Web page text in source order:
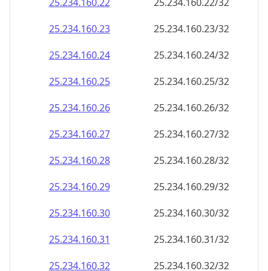
25.234.160.23
25.234.160.23/32
25.234.160.24
25.234.160.24/32
25.234.160.25
25.234.160.25/32
25.234.160.26
25.234.160.26/32
25.234.160.27
25.234.160.27/32
25.234.160.28
25.234.160.28/32
25.234.160.29
25.234.160.29/32
25.234.160.30
25.234.160.30/32
25.234.160.31
25.234.160.31/32
25.234.160.32
25.234.160.32/32